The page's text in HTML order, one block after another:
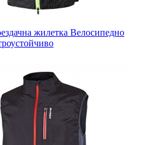
жилетка Велосипедно